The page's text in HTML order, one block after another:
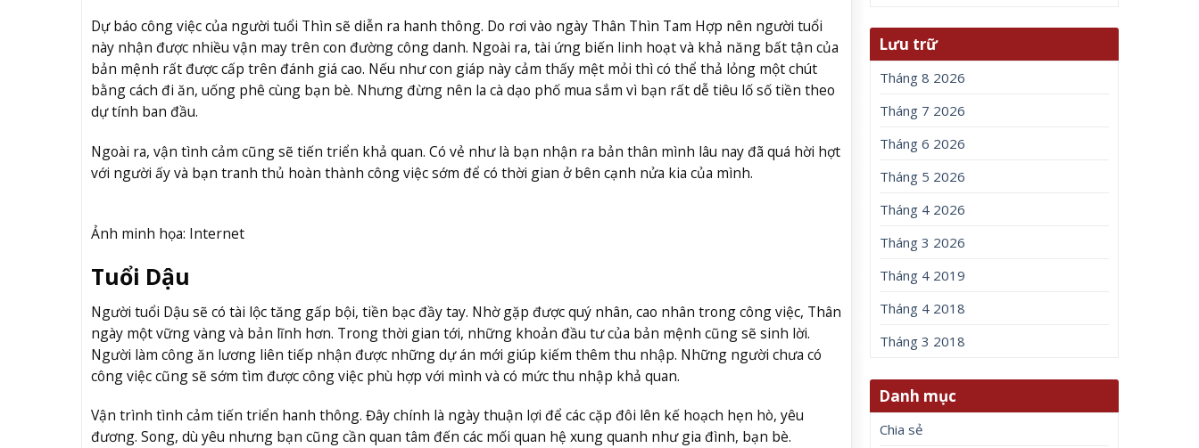
Dự báo công việc của người tuổi Thìn sẽ diễn ra hanh thông. Do rơi vào ngày Thân Thìn Tam Hợp nên người tuổi
này nhận được nhiều vận may trên con đường công danh. Ngoài ra, tài ứng biến linh hoạt và khả năng bất tận của
bản mệnh rất được cấp trên đánh giá cao. Nếu như con giáp này cảm thấy mệt mỏi thì có thể thả lỏng một chút
bằng cách đi ăn, uống phê cùng bạn bè. Nhưng đừng nên la cà dạo phố mua sắm vì bạn rất dễ tiêu lố số tiền theo
dự tính ban đầu.
Ngoài ra, vận tình cảm cũng sẽ tiến triển khả quan. Có vẻ như là bạn nhận ra bản thân mình lâu nay đã quá hời hợt
với người ấy và bạn tranh thủ hoàn thành công việc sớm để có thời gian ở bên cạnh nửa kia của mình.
Ảnh minh họa: Internet
Tuổi Dậu
Người tuổi Dậu sẽ có tài lộc tăng gấp bội, tiền bạc đầy tay. Nhờ gặp được quý nhân, cao nhân trong công việc, Thân
ngày một vững vàng và bản lĩnh hơn. Trong thời gian tới, những khoản đầu tư của bản mệnh cũng sẽ sinh lời.
Người làm công ăn lương liên tiếp nhận được những dự án mới giúp kiếm thêm thu nhập. Những người chưa có
công việc cũng sẽ sớm tìm được công việc phù hợp với mình và có mức thu nhập khả quan.
Vận trình tình cảm tiến triển hanh thông. Đây chính là ngày thuận lợi để các cặp đôi lên kế hoạch hẹn hò, yêu
đương. Song, dù yêu nhưng bạn cũng cần quan tâm đến các mối quan hệ xung quanh như gia đình, bạn bè.
Lưu trữ
Tháng 8 2026
Tháng 7 2026
Tháng 6 2026
Tháng 5 2026
Tháng 4 2026
Tháng 3 2026
Tháng 4 2019
Tháng 4 2018
Tháng 3 2018
Danh mục
Chia sẻ